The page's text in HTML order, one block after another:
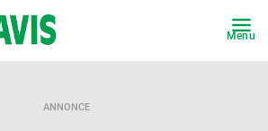
Menu
ANNONCE